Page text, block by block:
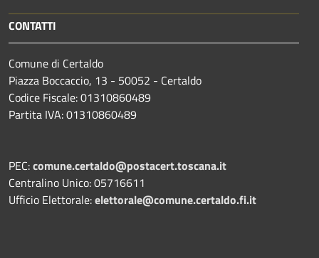
CONTATTI
Comune di Certaldo
Piazza Boccaccio, 13 - 50052 - Certaldo
Codice Fiscale: 01310860489
Partita IVA: 01310860489
PEC:comune.certaldo@postacert.toscana.it
Centralino Unico: 05716611
Ufficio Elettorale:elettorale@comune.certaldo.fi.it